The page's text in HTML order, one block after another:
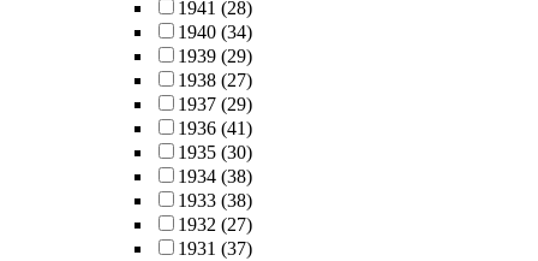
1941 (28)
1940 (34)
1939 (29)
1938 (27)
1937 (29)
1936 (41)
1935 (30)
1934 (38)
1933 (38)
1932 (27)
1931 (37)